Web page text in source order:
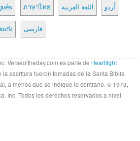
ภาษาไทย اللغة العربية اُردو
فارسی
Verseoftheday.com es parte de Heartlight
la escritura fueron tomadas de la Santa Biblia
a menos que se indique lo contrario. © 1973,
Inc. Todos los derechos reservados a nivel